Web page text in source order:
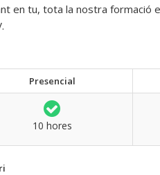
en tu, tota la nostra formació
Presencial
10 hores